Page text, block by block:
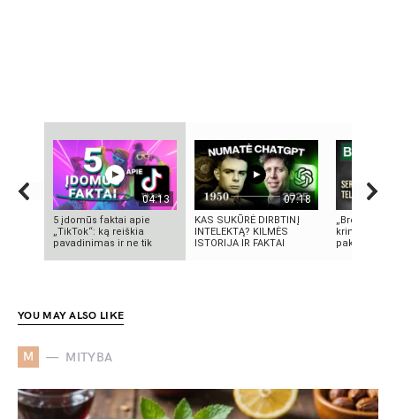
04:13
5 įdomūs faktai apie
„TikTok“: ką reiškia
pavadinimas ir ne tik
07:18
KAS SUKŪRĖ DIRBTINĮ
INTELEKTĄ? KILMĖS
ISTORIJA IR FAKTAI
„Bręstantis
kriminalinis
pakeitęs
YOU MAY ALSO LIKE
M MITYBA